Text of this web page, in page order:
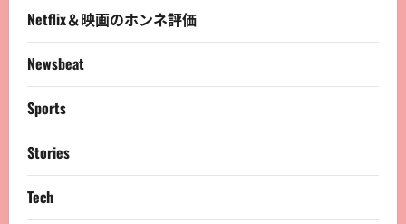
Netflix＆映画のホンネ評価
Newsbeat
Sports
Stories
Tech